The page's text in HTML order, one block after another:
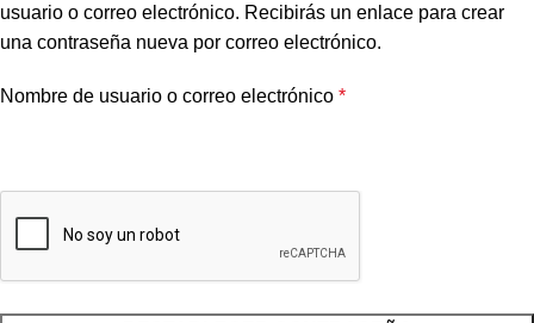
usuario o correo electrónico. Recibirás un enlace para crear
una contraseña nueva por correo electrónico.
Nombre de usuario o correo electrónico *